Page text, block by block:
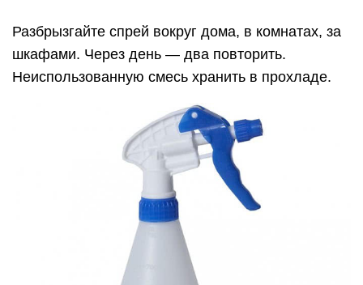
Разбрызгайте спрей вокруг дома, в комнатах, за
шкафами. Через день — два повторить.
Неиспользованную смесь хранить в прохладе.